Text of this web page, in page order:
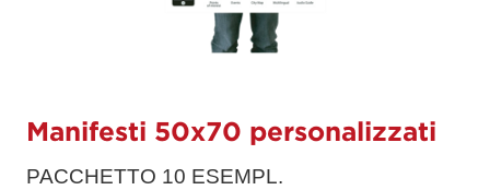
Manifesti 50x70 personalizzati
PACCHETTO 10 ESEMPL.